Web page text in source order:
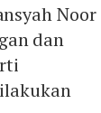
Noor
dan